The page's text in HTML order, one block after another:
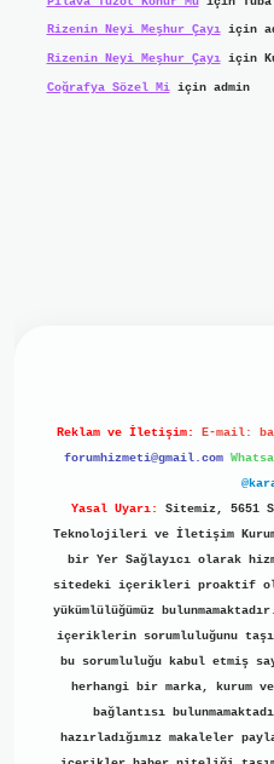
Rizenin Neyi Meşhur Çayıiçin
Rizenin Neyi Meşhur Çayıiçin
Coğrafya Sözel Miiçin admin
Reklam ve İletişim: E-mail:
forumhizmeti@gmail.com
Yasal Uyarı:
Sitemiz, 5651
Teknolojileri ve İletişim
bir Yer Sağlayıcı olarak
sitedeki içerikleri proaktif
yükümlülüğümüz
içeriklerin sorumluluğunu
bu sorumluluğu kabul etmiş
herhangi bir marka, kurum
bağlantısı
hazırladığımız makaleler